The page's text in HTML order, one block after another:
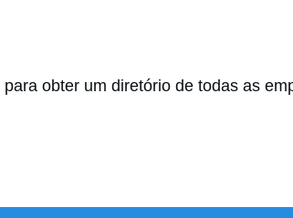
para obter um diretório de todas as